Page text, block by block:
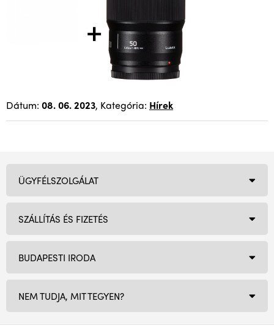
Dátum: 08. 06. 2023, Kategória: Hírek
BUDAPESTI IRODA
NEM TUDJA, MIT TEGYEN?
ÜGYFÉLSZOLGÁLAT
SZÁLLÍTÁS ÉS FIZETÉS